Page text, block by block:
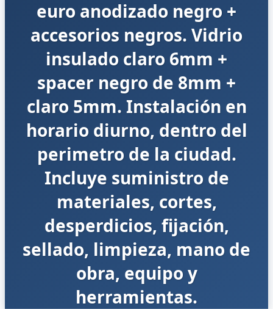
euro anodizado negro +
accesorios negros. Vidrio
insulado claro 6mm +
spacer negro de 8mm +
claro 5mm. Instalación en
horario diurno, dentro del
perimetro de la ciudad.
Incluye suministro de
materiales, cortes,
desperdicios, fijación,
sellado, limpieza, mano de
obra, equipo y
herramientas.